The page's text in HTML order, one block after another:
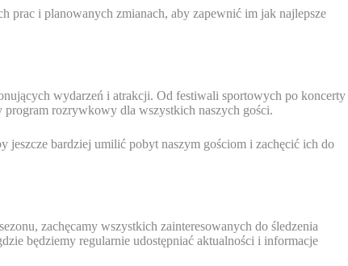
prac i planowanych zmianach, aby zapewnić im jak najlepsze
wydarzeń i atrakcji. Od festiwali sportowych po koncerty
program rozrywkowy dla wszystkich naszych gości.
jeszcze bardziej umilić pobyt naszym gościom i zachęcić ich do
zachęcamy wszystkich zainteresowanych do śledzenia
będziemy regularnie udostępniać aktualności i informacje